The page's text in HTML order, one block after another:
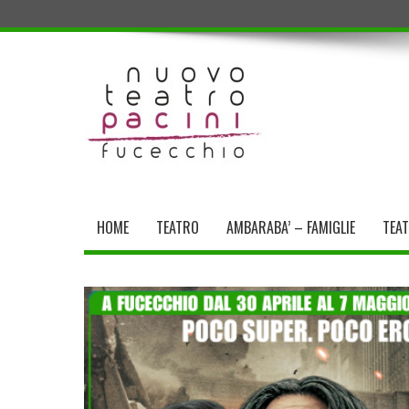
HOME TEATRO AMBARABA’ – FAMIGLIE